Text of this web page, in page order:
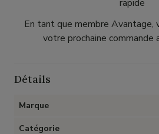
rapide
En tant que membre Avantage,
votre prochaine commande
Détails
Marque
Catégorie